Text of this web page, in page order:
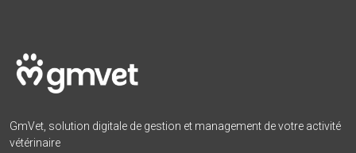
GmVet, solution digitale de gestion et management de votre activité
vétérinaire